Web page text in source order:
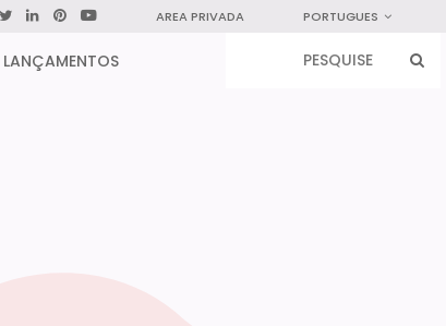
AREA PRIVADA PORTUGUES
LANÇAMENTOS